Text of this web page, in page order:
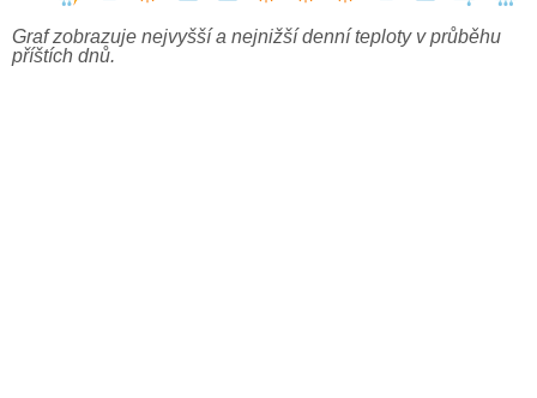
Graf zobrazuje nejvyšší a nejnižší denní teploty v průběhu
příštích dnů.